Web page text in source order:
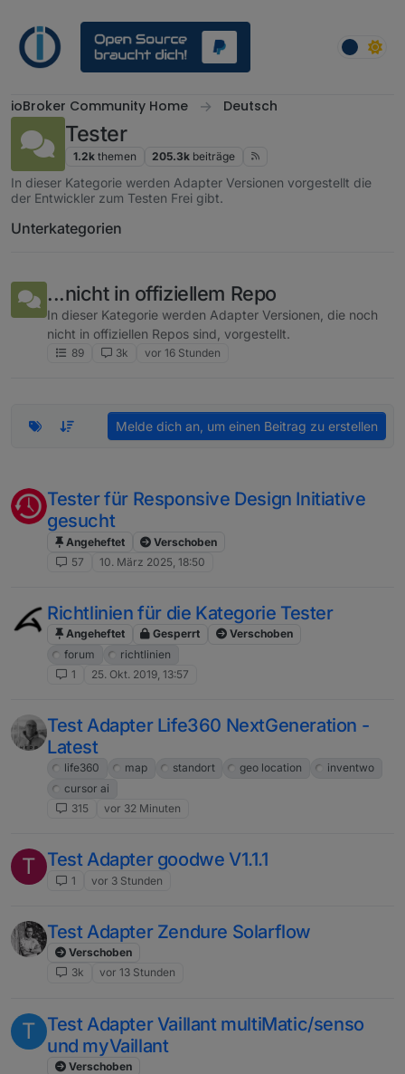
ioBroker Community Home Deutsch
Tester
1.2k themen 205.3k beiträge
In dieser Kategorie werden Adapter Versionen vorgestellt die
der Entwickler zum Testen Frei gibt.
Unterkategorien
...nicht in offiziellem Repo
In dieser Kategorie werden Adapter Versionen, die noch
nicht in offiziellen Repos sind, vorgestellt.
89 3k vor 16 Stunden
Melde dich an, um einen Beitrag zu erstellen
Tester für Responsive Design Initiative
gesucht
Angeheftet
Verschoben
57
10. März 2025, 18:50
Richtlinien für die Kategorie Tester
Angeheftet Gesperrt
Verschoben
forum
richtlinien
1
25. Okt. 2019, 13:57
Test Adapter Life360 NextGeneration -
Latest
life360 map standort geo location
inventwo
cursor ai
315
vor 32 Minuten
T Test Adapter goodwe V1.1.1
1 vor 3 Stunden
Test Adapter Zendure Solarflow
Verschoben
3k
vor 13 Stunden
T Test Adapter Vaillant multiMatic/senso
und myVaillant
Verschoben